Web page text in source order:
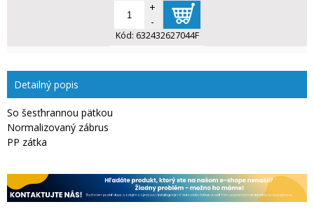
+
-
Kód: 632432627044F
Detailný popis
So šesťhrannou pätkou
Normalizovaný zábrus
PP zátka